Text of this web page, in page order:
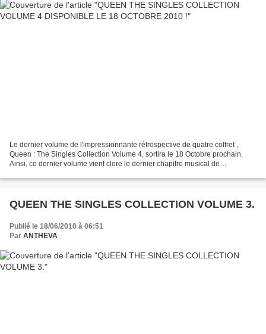
Le dernier volume de l'impressionnante rétrospective de quatre coffret ,
Queen : The Singles Collection Volume 4, sortira le 18 Octobre prochain.
Ainsi, ce dernier volume vient clore le dernier chapitre musical de
QUEEN THE SINGLES COLLECTION VOLUME 3.
Publié le 18/06/2010 à 06:51
Par ANTHEVA